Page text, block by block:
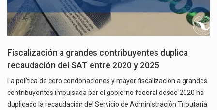
Fiscalización a grandes contribuyentes duplica
recaudación del SAT entre 2020 y 2025
La política de cero condonaciones y mayor fiscalización a grandes
contribuyentes impulsada por el gobierno federal desde 2020 ha
duplicado la recaudación del Servicio de Administración Tributaria